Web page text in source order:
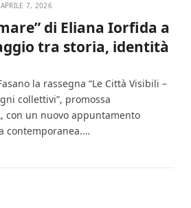
APRILE 7, 2026
di Eliana Iorfida a
tra storia, identità
la rassegna “Le Città Visibili –
collettivi”, promossa
con un nuovo appuntamento
contemporanea.…